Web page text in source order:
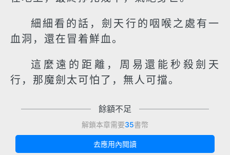
細細看的話，劍天行的咽喉之處有一
血洞，還在冒着鮮血。
這麼遠的距離，周易還能秒殺劍天
行，那魔劍太可怕了，無人可擋。
餘額不足
解鎖本章需要35書幣
去應用內閱讀